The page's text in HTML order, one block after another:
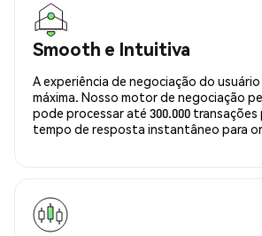
Smooth e Intuitiva
A experiência de negociação do
máxima. Nosso motor de negociação
pode processar até 300.000
tempo de resposta instantâneo para